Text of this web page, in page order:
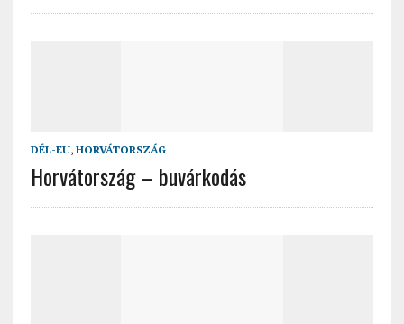
DÉL-EU, HORVÁTORSZÁG
Horvátország – buvárkodás